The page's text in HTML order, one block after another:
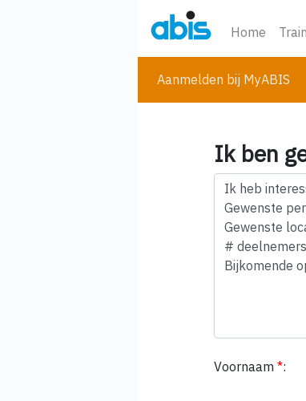
Home
Aanmelden bij MyABIS
Ik ben
Voornaam *: